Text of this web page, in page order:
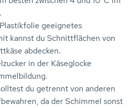
geeignetes
kannst du Schnittflächen von
abdecken.
in der Käseglocke
du getrennt von anderen
da der Schimmel sonst